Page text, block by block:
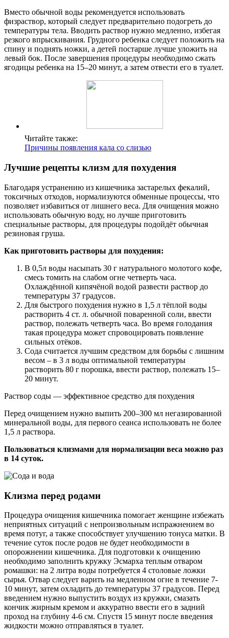
Вместо обычной воды рекомендуется использовать
физраствор, который следует предварительно подогреть до
температуры тела. Вводить раствор нужно медленно, избегая
резкого впрыскивания. Грудного ребенка следует положить на
спину и поднять ножки, а детей постарше лучше уложить на
левый бок. После завершения процедуры необходимо сжать
ягодицы ребенка на 15–20 минут, а затем отвести его в туалет.
Читайте также:
Причины появления кала со слизью
Лучшие рецепты клизм для похудения
Благодаря устранению из кишечника застарелых фекалий,
токсичных отходов, нормализуются обменные процессы, что
позволяет избавиться от лишнего веса. Для очищения можно
использовать обычную воду, но лучше приготовить
специальные растворы, для процедуры подойдёт обычная
резиновая груша.
Как приготовить растворы для похудения:
В 0,5л воды насыпать 30 г натурального молотого кофе,
смесь томить на слабом огне четверть часа.
Охлаждённой кипячёной водой развести раствор до
температуры 37 градусов.
Для быстрого похудения нужно в 1,5 л тёплой воды
растворить 4 ст. л. обычной поваренной соли, ввести
раствор, полежать четверть часа. Во время голодания
такая процедура может спровоцировать появление
сильных отёков.
Сода считается лучшим средством для борьбы с лишним
весом – в 3 л воды оптимальной температуры
растворить 80 г порошка, ввести раствор, полежать 15–
20 минут.
Раствор соды — эффективное средство для похудения
Перед очищением нужно выпить 200–300 мл негазированной
минеральной воды, для первого сеанса использовать не более
1,5 л раствора.
Пользоваться клизмами для нормализации веса можно раз
в 14 суток.
Клизма перед родами
Процедура очищения кишечника помогает женщине избежать
неприятных ситуаций с непроизвольным испражнением во
время потуг, а также способствует улучшению тонуса матки. В
течение суток после родов не будет необходимости в
опорожнении кишечника. Для подготовки к очищению
необходимо заполнить кружку Эсмарха теплым отваром
ромашки: на 2 литра воды потребуется 4 столовые ложки
сырья. Отвар следует варить на медленном огне в течение 7-
10 минут, затем охладить до температуры 37 градусов. Перед
введением нужно выпустить воздух из кружки, смазать
кончик жирным кремом и аккуратно ввести его в задний
проход на глубину 4-6 см. Спустя 15 минут после введения
жидкости можно отправляться в туалет.